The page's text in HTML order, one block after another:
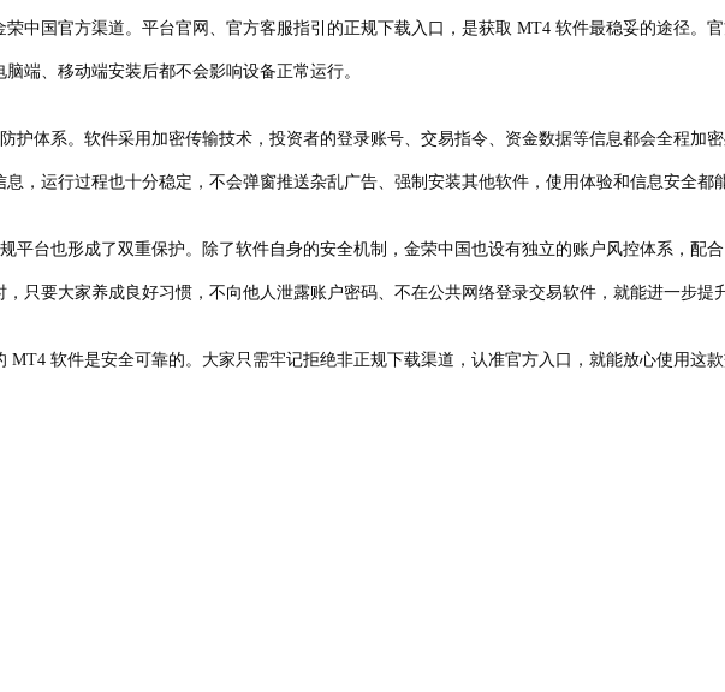
国官方渠道。平台官网、官方客服指引的正规下载入口，是获取 MT4 软件最稳妥的途径。
端、移动端安装后都不会影响设备正常运行。
体系。软件采用加密传输技术，投资者的登录账号、交易指令、资金数据等信息都会全程加
，运行过程也十分稳定，不会弹窗推送杂乱广告、强制安装其他软件，使用体验和信息安全都
台也形成了双重保护。除了软件自身的安全机制，金荣中国也设有独立的账户风控体系，配
只要大家养成良好习惯，不向他人泄露账户密码、不在公共网络登录交易软件，就能进一步提
软件是安全可靠的。大家只需牢记拒绝非正规下载渠道，认准官方入口，就能放心使用这